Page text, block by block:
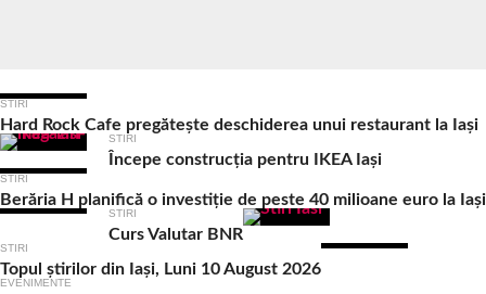
STIRI
Hard Rock Cafe pregătește deschiderea unui restaurant la Iași
STIRI
Începe construcția pentru IKEA Iași
STIRI
Berăria H planifică o investiție de peste 40 milioane euro la Iași
STIRI
Curs Valutar BNR
STIRI
Topul știrilor din Iași, Luni 10 August 2026
EVENIMENTE